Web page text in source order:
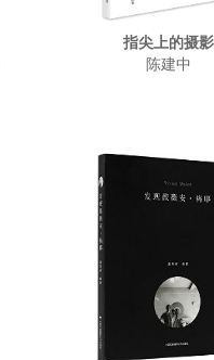
指尖上的摄影
陈建中